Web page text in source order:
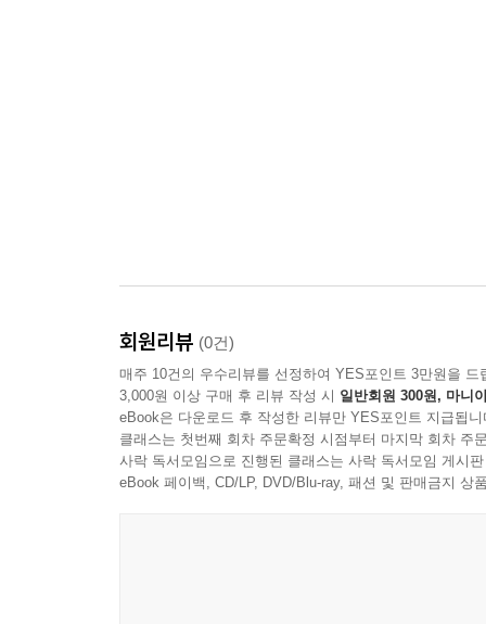
회원리뷰 (0건)
매주 10건의 우수리뷰를 선정하여 YES포인트 3만원을 드
3,000원 이상 구매 후 리뷰 작성 시 일반회원 300원, 마니
eBook은 다운로드 후 작성한 리뷰만 YES포인트 지급됩니
클래스는 첫번째 회차 주문확정 시점부터 마지막 회차 주
사락 독서모임으로 진행된 클래스는 사락 독서모임 게시
eBook 페이백, CD/LP, DVD/Blu-ray, 패션 및 판매금지 상